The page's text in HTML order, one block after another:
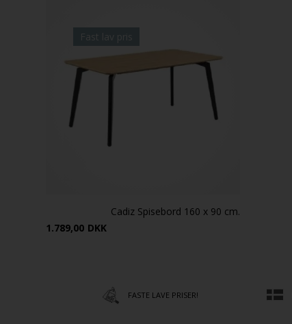
Fast lav pris
Cadiz Spisebord 160 x 90 cm.
1.789,00 DKK
FASTE LAVE PRISER!